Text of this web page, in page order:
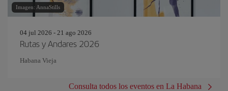
Imagen: AnnaStills
04 jul 2026 - 21 ago 2026
Rutas y Andares 2026
Habana Vieja
Consulta todos los eventos en La Habana